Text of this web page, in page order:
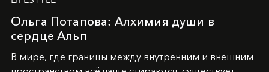
Ольга Потапова: Алхимия души в
сердце Альп
В мире, где границы между внутренним и внешним